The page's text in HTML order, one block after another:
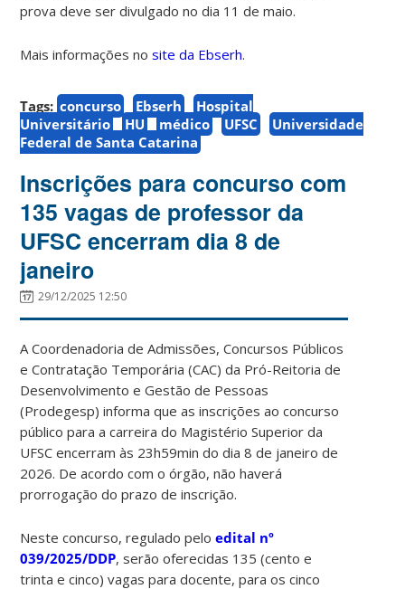
prova deve ser divulgado no dia 11 de maio.
Mais informações nosite da Ebserh.
Tags: concurso Ebserh
Hospital
Universitário
HU médico UFSC
Universidade
Federal de Santa Catarina
Inscrições para concurso com
135 vagas de professor da
UFSC encerram dia 8 de
janeiro
29/12/2025 12:50
A Coordenadoria de Admissões, Concursos Públicos
e Contratação Temporária (CAC) da Pró-Reitoria de
Desenvolvimento e Gestão de Pessoas
(Prodegesp) informa que as inscrições ao concurso
público para a carreira do Magistério Superior da
UFSC encerram às 23h59min do dia 8 de janeiro de
2026. De acordo com o órgão, não haverá
prorrogação do prazo de inscrição.
Neste concurso, regulado peloedital nº
039/2025/DDP, serão oferecidas 135 (cento e
trinta e cinco) vagas para docente, para os cinco